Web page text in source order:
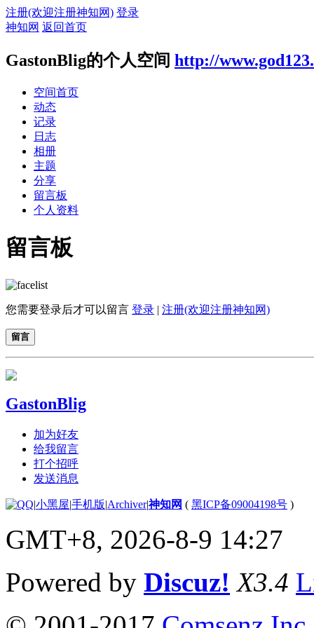
注册(欢迎注册神知网) 登录
神知网 返回首页
GastonBlig的个人空间 http://
空间首页
动态
记录
日志
相册
主题
分享
留言板
个人资料
留言板
您需要登录后才可以留言 登录 | 注册(欢迎注册神知网)
留言
GastonBlig
加为好友
给我留言
打个招呼
发送消息
|小黑屋|手机版|Archiver|神知网 ( 黑ICP备09004198号 )
GMT+8, 2026-8-9 14:27
Powered by Discuz! X3.4